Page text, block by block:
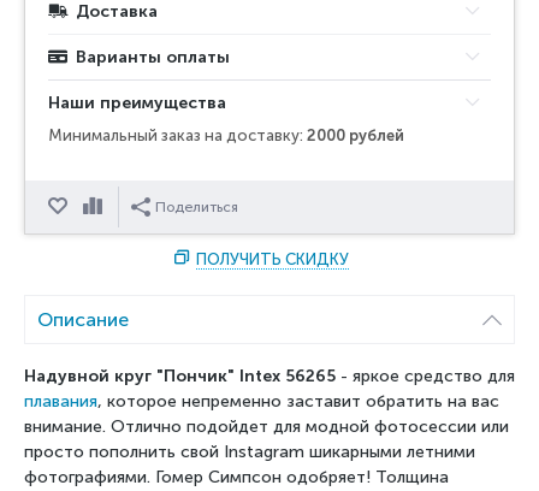
Доставка
Варианты оплаты
Наши преимущества
Минимальный заказ на доставку: 2000 рублей
ОтложитьСравнитьПоделиться
ПОЛУЧИТЬ СКИДКУ
Описание
Надувной круг "Пончик" Intex 56265 - яркое средство для
плавания, которое непременно заставит обратить на вас
внимание. Отлично подойдет для модной фотосессии или
просто пополнить свой Instagram шикарными летними
фотографиями. Гомер Симпсон одобряет! Толщина